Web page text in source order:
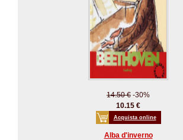
14.50 € -30%
10.15 €
Acquista online
Alba d'inverno